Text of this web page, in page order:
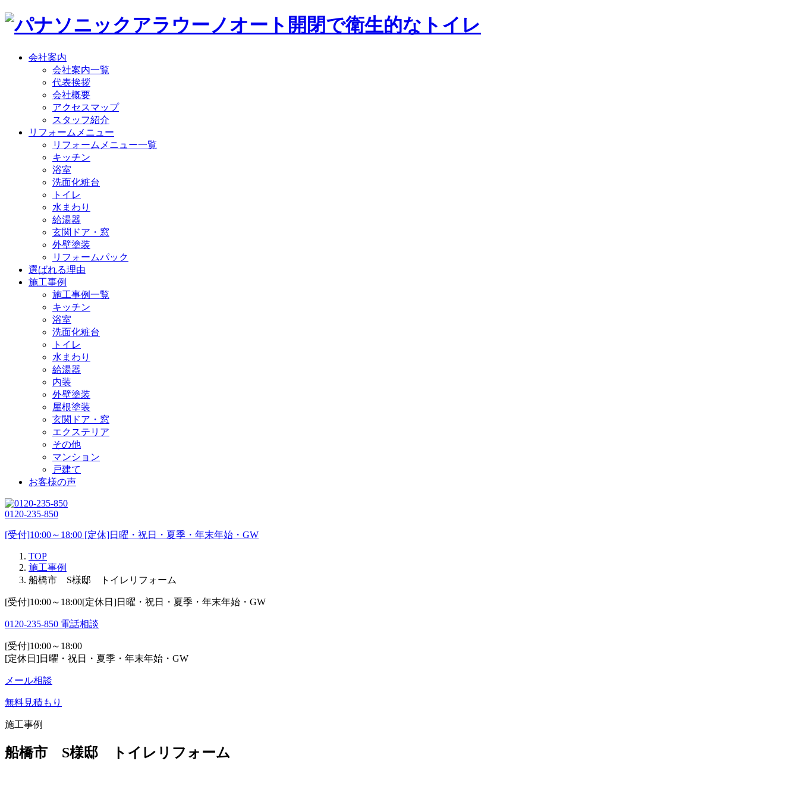
会社案内
会社案内一覧
代表挨拶
会社概要
アクセスマップ
スタッフ紹介
リフォームメニュー
リフォームメニュー一覧
キッチン
浴室
洗面化粧台
トイレ
水まわり
給湯器
玄関ドア・窓
外壁塗装
リフォームパック
選ばれる理由
施工事例
施工事例一覧
キッチン
浴室
洗面化粧台
トイレ
水まわり
給湯器
内装
外壁塗装
屋根塗装
玄関ドア・窓
エクステリア
その他
マンション
戸建て
お客様の声
0120-235-850
[受付]10:00～18:00 [定休]日曜・祝日・夏季・年末年始・GW
TOP
施工事例
船橋市 S様邸 トイレリフォーム
[受付]10:00～18:00[定休日]日曜・祝日・夏季・年末年始・GW
0120-235-850 電話相談
[受付]10:00～18:00
[定休日]日曜・祝日・夏季・年末年始・GW
メール相談
無料見積もり
施工事例
船橋市 S様邸 トイレリフォーム